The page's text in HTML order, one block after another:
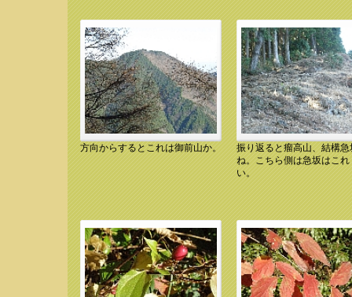
11.12.11 11:58 御前山か
方向からするとこれは御前山か。 10.12.11 12:00 瘤高山
振り返ると瘤高山、結構急
ね。こちら側は急坂はこれ
い。